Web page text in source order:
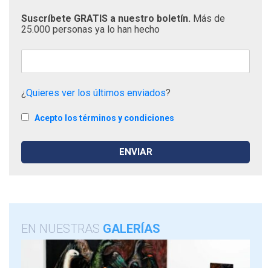
Suscríbete GRATIS a nuestro boletín. Más de
25.000 personas ya lo han hecho
¿Quieres ver los últimos enviados?
Acepto los términos y condiciones
EN NUESTRAS GALERÍAS